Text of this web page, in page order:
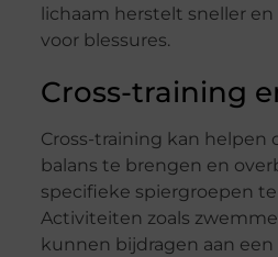
lichaam herstelt sneller
voor blessures.
Cross-training
Cross-training kan helpen
balans te brengen en
specifieke spiergroepen
Activiteiten zoals
kunnen bijdragen aan